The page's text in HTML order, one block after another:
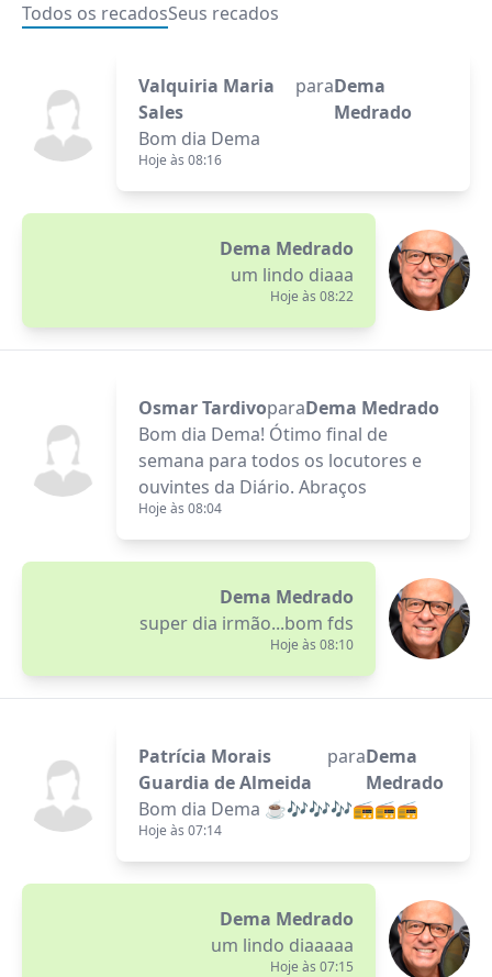
Todos os recadosSeus recados
Valquiria Maria
Sales
paraDema
Medrado
Bom dia Dema
Hoje às 08:16
Dema Medrado
um lindo diaaa
Hoje às 08:22
Osmar TardivoparaDema Medrado
Bom dia Dema! Ótimo final de
semana para todos os locutores e
ouvintes da Diário. Abraços
Hoje às 08:04
Dema Medrado
super dia irmão...bom fds
Hoje às 08:10
Patrícia Morais
Guardia de Almeida
paraDema
Medrado
Bom dia Dema ☕🎶🎶🎶📻📻📻
Hoje às 07:14
Dema Medrado
um lindo diaaaaa
Hoje às 07:15